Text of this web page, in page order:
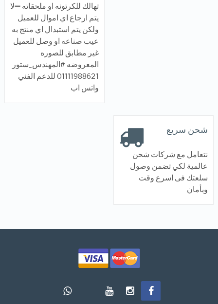
تهالك للكرتونه او ملحقاته ➖لا
يتم ارجاع اي اموال للعميل
ولكن يتم استبدال اي منتج به
عيب صناعه او وصل للعميل
غير مطابق للصوره
المعروضه #المهندس_ستور
01111988621 للدعم الفني
واتس اب
شحن سريع
نتعامل مع شركات شحن
عالمية لكي تضمن وصول
سلعتك فى اسرع وقت
وبأمان